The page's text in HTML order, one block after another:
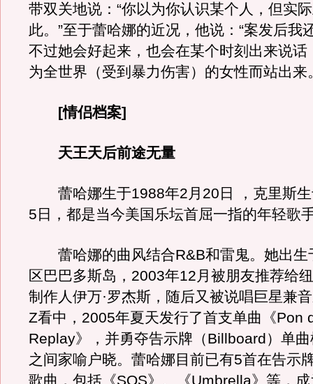
带双关地说：“你以为你认识某个人，但实
此。”至于蕾哈娜的近况，他说：“案发后我
不过她会好起来，也会在某个时刻出来说话
为全世界（受到暴力伤害）的女性而站出来
[情侣档案]
天王天后前途无量
蕾哈娜生于1988年2月20日 ，克里斯生
5日，都是当今美国乐坛首屈一指的年轻歌
蕾哈娜的曲风结合R&B和雷鬼。她出生
区巴巴多斯岛，2003年12月被朋友推荐给
制作人伊万·罗杰斯，随后又被说唱巨星兼
Z看中，2005年夏天发行了首支单曲《Pon
Replay》，并勇夺告示牌（Billboard）单
之间家喻户晓。蕾哈娜目前已有5首在告示
歌曲，包括《SOS》、《Umbrella》等，